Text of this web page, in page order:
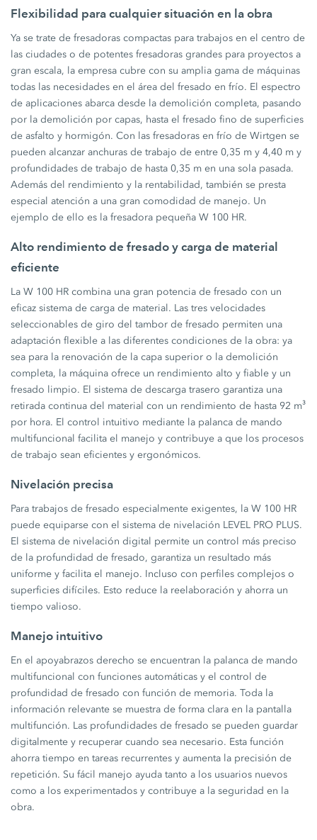
Flexibilidad para cualquier situación en la obra
Ya se trate de fresadoras compactas para trabajos en el centro de
las ciudades o de potentes fresadoras grandes para proyectos a
gran escala, la empresa cubre con su amplia gama de máquinas
todas las necesidades en el área del fresado en frío. El espectro
de aplicaciones abarca desde la demolición completa, pasando
por la demolición por capas, hasta el fresado fino de superficies
de asfalto y hormigón. Con las fresadoras en frío de Wirtgen se
pueden alcanzar anchuras de trabajo de entre 0,35 m y 4,40 m y
profundidades de trabajo de hasta 0,35 m en una sola pasada.
Además del rendimiento y la rentabilidad, también se presta
especial atención a una gran comodidad de manejo. Un
ejemplo de ello es la fresadora pequeña W 100 HR.
Alto rendimiento de fresado y carga de material
eficiente
La W 100 HR combina una gran potencia de fresado con un
eficaz sistema de carga de material. Las tres velocidades
seleccionables de giro del tambor de fresado permiten una
adaptación flexible a las diferentes condiciones de la obra: ya
sea para la renovación de la capa superior o la demolición
completa, la máquina ofrece un rendimiento alto y fiable y un
fresado limpio. El sistema de descarga trasero garantiza una
retirada continua del material con un rendimiento de hasta 92 m³
por hora. El control intuitivo mediante la palanca de mando
multifuncional facilita el manejo y contribuye a que los procesos
de trabajo sean eficientes y ergonómicos.
Nivelación precisa
Para trabajos de fresado especialmente exigentes, la W 100 HR
puede equiparse con el sistema de nivelación LEVEL PRO PLUS.
El sistema de nivelación digital permite un control más preciso
de la profundidad de fresado, garantiza un resultado más
uniforme y facilita el manejo. Incluso con perfiles complejos o
superficies difíciles. Esto reduce la reelaboración y ahorra un
tiempo valioso.
Manejo intuitivo
En el apoyabrazos derecho se encuentran la palanca de mando
multifuncional con funciones automáticas y el control de
profundidad de fresado con función de memoria. Toda la
información relevante se muestra de forma clara en la pantalla
multifunción. Las profundidades de fresado se pueden guardar
digitalmente y recuperar cuando sea necesario. Esta función
ahorra tiempo en tareas recurrentes y aumenta la precisión de
repetición. Su fácil manejo ayuda tanto a los usuarios nuevos
como a los experimentados y contribuye a la seguridad en la
obra.